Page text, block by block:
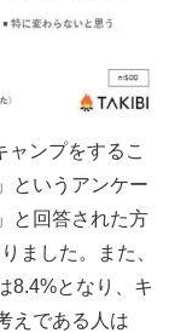
ンプをするこ
というアンケー
」と回答された方
ました。また、
8.4%となり、キ
えである人は